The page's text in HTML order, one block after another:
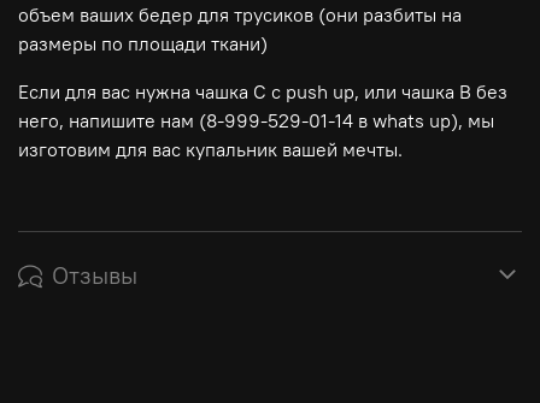
объем ваших бедер для трусиков (они разбиты на
размеры по площади ткани)
Если для вас нужна чашка С с push up, или чашка В без
него, напишите нам (8-999-529-01-14 в whats up), мы
изготовим для вас купальник вашей мечты.
Отзывы